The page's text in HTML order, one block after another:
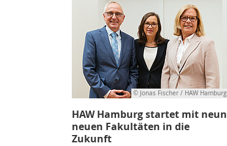
© Jonas Fischer / HAW Hamburg
HAW Hamburg startet mit neun
neuen Fakultäten in die
Zukunft